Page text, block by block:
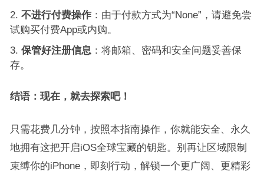
不进行付费操作：由于付款方式为“None”，请避免尝
试购买付费App或内购。
保管好注册信息 ：将邮箱、密码和安全问题妥善保
存。
结语：现在，就去探索吧！
只需花费几分钟，按照本指南操作，你就能安全、永久
地拥有这把开启iOS全球宝藏的钥匙。别再让区域限制
束缚你的iPhone，即刻行动，解锁一个更广阔、更精彩